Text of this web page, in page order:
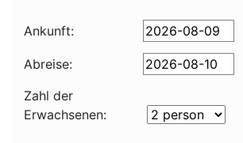
Ankunft:
Abreise:
Zahl der
Erwachsenen: